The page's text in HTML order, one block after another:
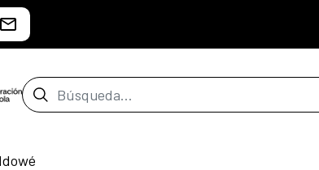
Barra de búsqueda